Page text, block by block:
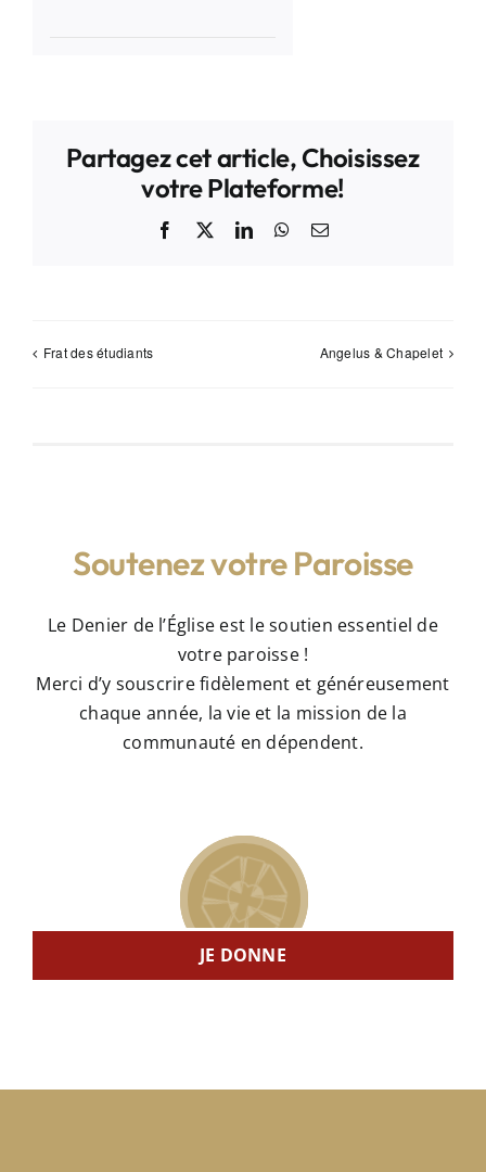
Partagez cet article, Choisissez
votre Plateforme!
Facebook
X LinkedInWhatsApp
Email
Frat des étudiants Angelus & Chapelet
Soutenez votre Paroisse
Le Denier de l’Église est le soutien essentiel de
votre paroisse !
Merci d’y souscrire fidèlement et généreusement
chaque année, la vie et la mission de la
communauté en dépendent.
JE DONNE